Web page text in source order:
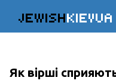
JEWISHKIEVUA
Як вірші